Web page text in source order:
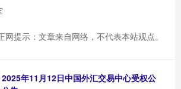
网提示：文章来自网络，不代表本站观点。
年11月12日中国外汇交易中心受权公